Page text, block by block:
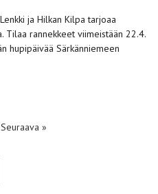
ja Hilkan Kilpa tarjoaa
Tilaa rannekkeet viimeistään 22.4.
hupipäivää Särkänniemeen
Seuraava »